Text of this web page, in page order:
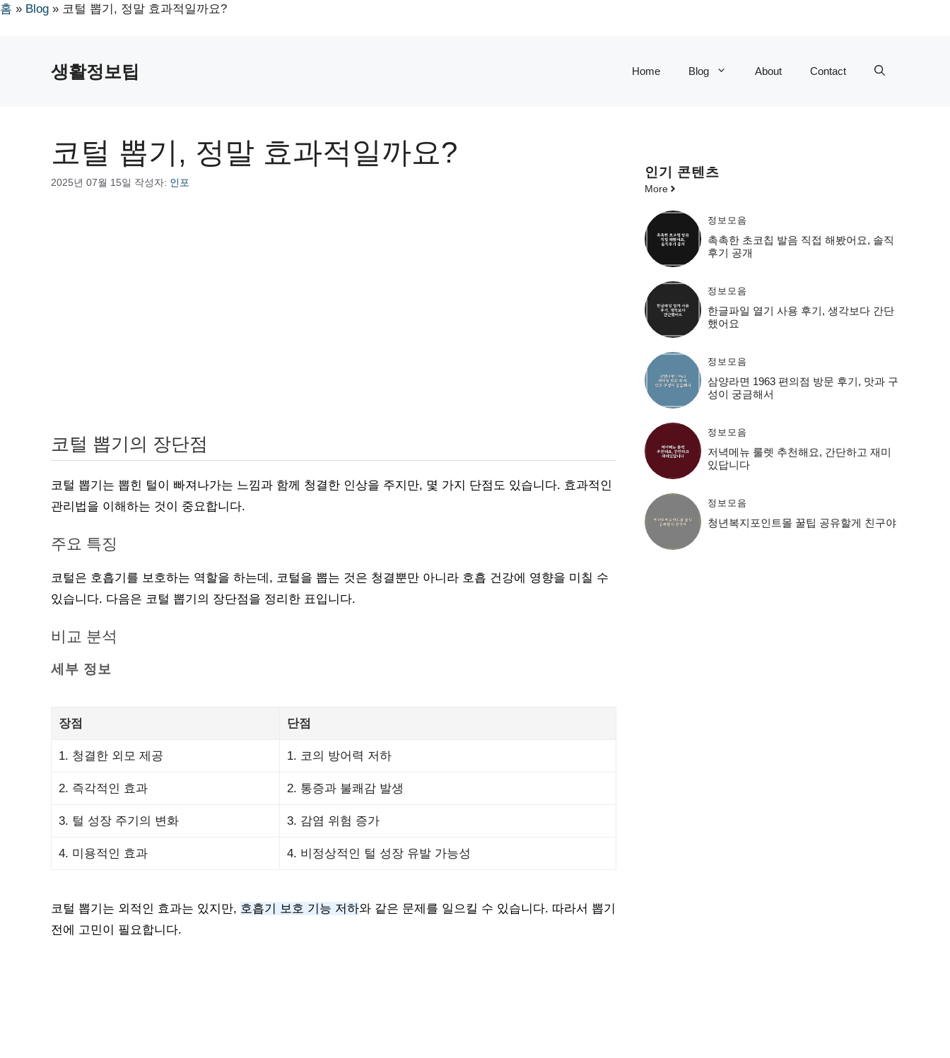
홈 » Blog » 코털 뽑기, 정말 효과적일까요?
생활정보팁 Home Blog About Contact
코털 뽑기, 정말 효과적일까요?
2025년 07월 15일 작성자: 인포
코털 뽑기의 장단점
코털 뽑기는 뽑힌 털이 빠져나가는 느낌과 함께 청결한 인상을 주지만, 몇 가지 단점도 있습니다. 효과적인
관리법을 이해하는 것이 중요합니다.
주요 특징
코털은 호흡기를 보호하는 역할을 하는데, 코털을 뽑는 것은 청결뿐만 아니라 호흡 건강에 영향을 미칠 수
있습니다. 다음은 코털 뽑기의 장단점을 정리한 표입니다.
비교 분석
세부 정보
장점 단점
1. 청결한 외모 제공 1. 코의 방어력 저하
2. 즉각적인 효과 2. 통증과 불쾌감 발생
3. 털 성장 주기의 변화 3. 감염 위험 증가
4. 미용적인 효과 4. 비정상적인 털 성장 유발 가능성
코털 뽑기는 외적인 효과는 있지만, 호흡기 보호 기능 저하와 같은 문제를 일으킬 수 있습니다. 따라서 뽑기
전에 고민이 필요합니다.
인기 콘텐츠
More
정보모음
촉촉한 초코칩 발음 직접 해봤어요, 솔직
후기 공개
정보모음
한글파일 열기 사용 후기, 생각보다 간단
했어요
정보모음
삼양라면 1963 편의점 방문 후기, 맛과 구
성이 궁금해서
정보모음
저녁메뉴 룰렛 추천해요, 간단하고 재미
있답니다
정보모음
청년복지포인트몰 꿀팁 공유할게 친구야